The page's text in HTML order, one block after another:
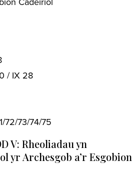
/ IX 28
72/73/74/75
V: Rheoliadau yn
yr Archesgob a’r Esgobion